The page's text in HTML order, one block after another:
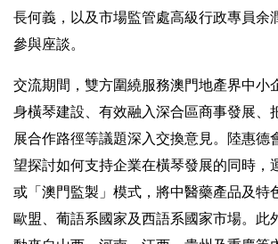
長何義，以及市場監管處高級行政專員余
參與座談。
交流期間，雙方圍繞服務澳門地產界中小
身橫琴建設、有效融入深合區商事發展、
展合作路徑等議題深入交換意見。陸惠德
望探討如何支持企業在橫琴發展的同時，
或「澳門監製」模式，將中醫藥產品及特
歐盟、葡語系國家及西語系國家市場。此